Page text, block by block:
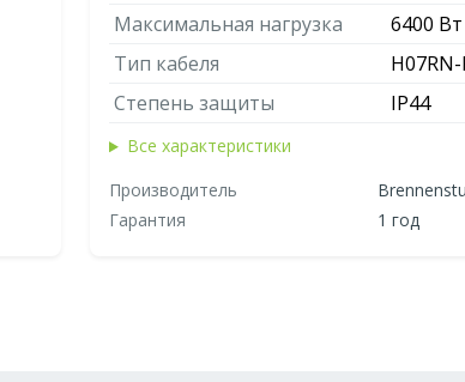
Максимальная нагрузка
6400 Вт
Тип кабеля
H07RN-
Степень защиты
IP44
Все характеристики
Производитель
Гарантия
1 год